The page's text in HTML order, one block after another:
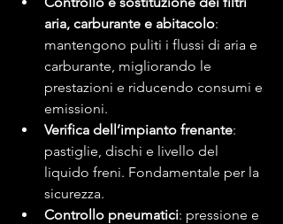
aria, carburante e abitacolo:
mantengono puliti i flussi di aria e
carburante, migliorando le
prestazioni e riducendo consumi e
emissioni.
Verifica dell’impianto frenante:
pastiglie, dischi e livello del
liquido freni. Fondamentale per la
sicurezza.
Controllo pneumatici: pressione e